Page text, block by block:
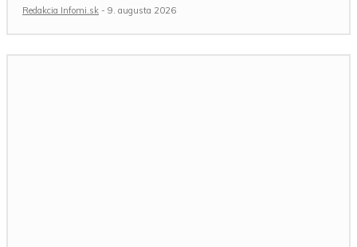
Redakcia Infomi.sk - 9. augusta 2026